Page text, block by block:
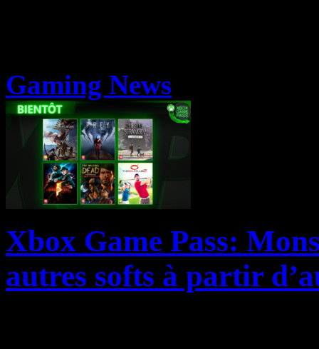
Gaming News
Xbox Game Pass:
autres softs à partir